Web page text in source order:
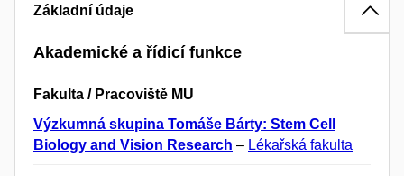
Základní údaje
Akademické a řídicí funkce
Fakulta / Pracoviště MU
Výzkumná skupina Tomáše Bárty: Stem Cell
Biology and Vision Research – Lékařská fakulta